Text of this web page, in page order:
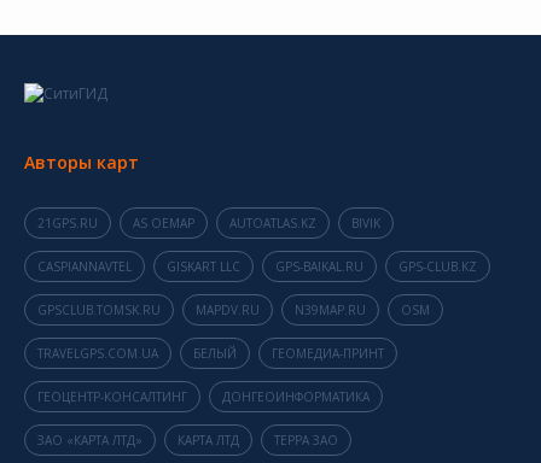
Авторы карт
21GPS.RU AS OEMAP AUTOATLAS.KZ BIVIK
CASPIANNAVTEL GISKART LLC GPS-BAIKAL.RU GPS-CLUB.KZ
GPSCLUB.TOMSK.RU MAPDV.RU N39MAP.RU OSM
TRAVELGPS.COM.UA БЕЛЫЙ ГЕОМЕДИА-ПРИНТ
ГЕОЦЕНТР-КОНСАЛТИНГ ДОНГЕОИНФОРМАТИКА
ЗАО «КАРТА ЛТД» КАРТА ЛТД ТЕРРА ЗАО